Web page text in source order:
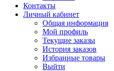
Контакты
Личный кабинет
Общая информация
Мой профиль
Текущие заказы
История заказов
Избранные товары
Выйти